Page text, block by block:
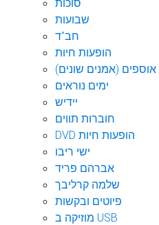
שבועות
חב"ד
הופעות חיות
אוספים (אמנים שונים)
ימים נוראים
יידיש
חוברות תווים
DVD הופעות חיות
ישי ריבו
אברהם פריד
שלמה קרליבך
פיוטים ובקשות
מוזיקה ב USB